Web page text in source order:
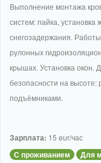
Выполнение монтажа
систем: пайка, установка
снегозадержания.
рулонных
крышах. Установка окон.
безопасности на высоте:
подъёмниками.
Зарплата: 15 eur/час
С проживанием Для